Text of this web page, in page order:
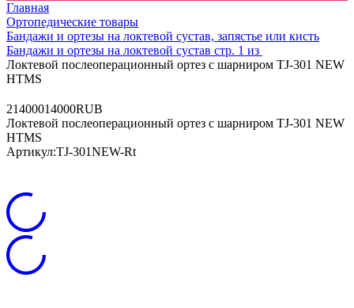
Главная
Ортопедические товары
Бандажи и ортезы на локтевой сустав, запястье или кисть
Бандажи и ортезы на локтевой сустав стр. 1 из
Локтевой послеоперационный ортез с шарниром TJ-301 NEW
HTMS
21400014000RUB
Локтевой послеоперационный ортез с шарниром TJ-301 NEW
HTMS
Артикул:TJ-301NEW-Rt